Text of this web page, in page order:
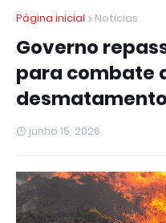
Página inicial
Notícias
Governo
para combate
desmatamento
junho 15, 2026